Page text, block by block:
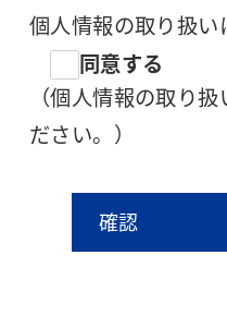
個人情報の取り扱い
同意する
（個人情報の取り扱
ださい。）
確認